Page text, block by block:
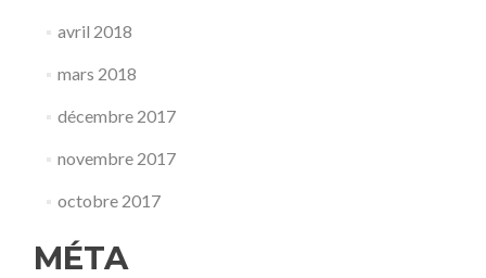
avril 2018
mars 2018
décembre 2017
novembre 2017
octobre 2017
MÉTA